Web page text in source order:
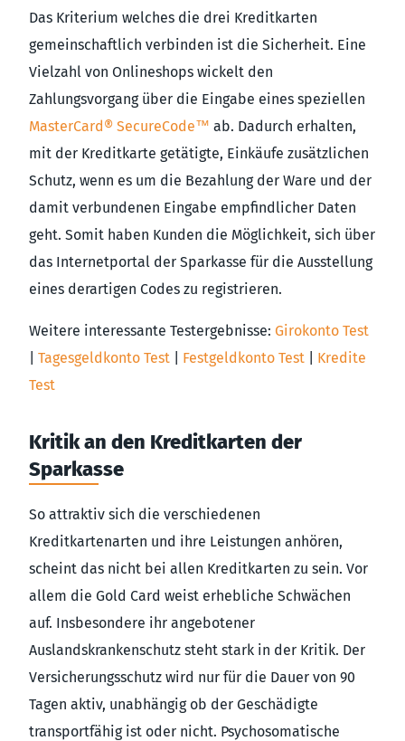
Das Kriterium welches die drei Kreditkarten
gemeinschaftlich verbinden ist die Sicherheit. Eine
Vielzahl von Onlineshops wickelt den
Zahlungsvorgang über die Eingabe eines speziellen
MasterCard® SecureCode™ ab. Dadurch erhalten,
mit der Kreditkarte getätigte, Einkäufe zusätzlichen
Schutz, wenn es um die Bezahlung der Ware und der
damit verbundenen Eingabe empfindlicher Daten
geht. Somit haben Kunden die Möglichkeit, sich über
das Internetportal der Sparkasse für die Ausstellung
eines derartigen Codes zu registrieren.
Weitere interessante Testergebnisse: Girokonto Test
Tagesgeldkonto Test Festgeldkonto Test
Kredite
Test
Kritik an den Kreditkarten der
Sparkasse
So attraktiv sich die verschiedenen
Kreditkartenarten und ihre Leistungen anhören,
scheint das nicht bei allen Kreditkarten zu sein. Vor
allem die Gold Card weist erhebliche Schwächen
auf. Insbesondere ihr angebotener
Auslandskrankenschutz steht stark in der Kritik. Der
Versicherungsschutz wird nur für die Dauer von 90
Tagen aktiv, unabhängig ob der Geschädigte
transportfähig ist oder nicht. Psychosomatische